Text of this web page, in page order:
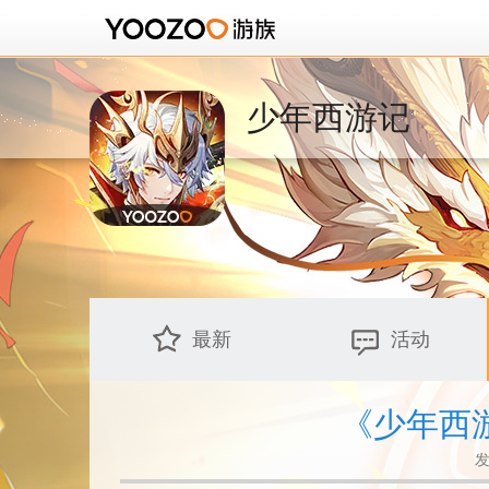
少年西游记
最新 活动
《少年